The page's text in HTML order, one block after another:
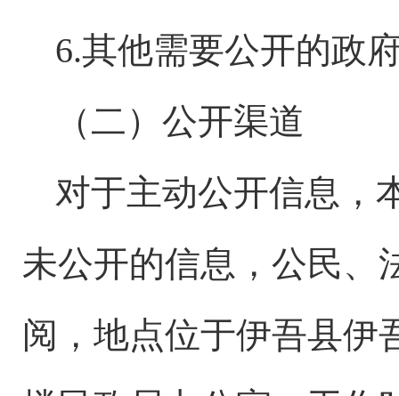
6.其他需要公开的政
（二）公开渠道
对于主动公开信息，
未公开的信息，公民、
阅，地点位于伊吾县伊